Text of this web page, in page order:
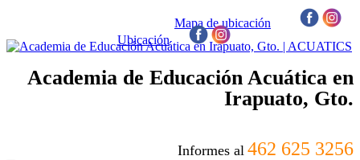
Mapa de ubicación
Ubicación /
Academia de Educación Acuática en
Irapuato, Gto.
Informes al 462 625 3256